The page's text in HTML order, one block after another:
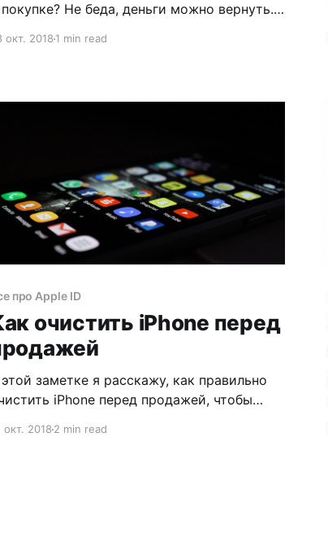
Не беда, деньги можно вернуть.
окт. 20181 min read
про Apple ID
очистить iPhone перед
заметке я расскажу, как правильно
iPhone перед продажей, чтобы
окт. 20182 min read